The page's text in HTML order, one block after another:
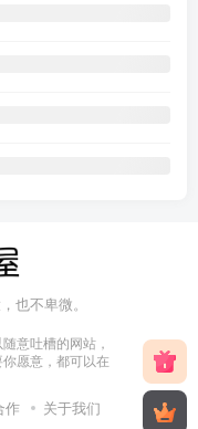
也不卑微。
意吐槽的网站，
愿意，都可以在
作 关于我们